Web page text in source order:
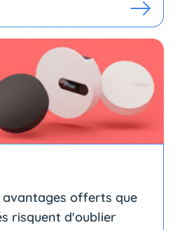
avantages offerts que
risquent d'oublier